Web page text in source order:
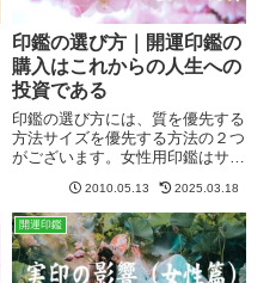
印鑑の選び方｜開運印鑑の
購入はこれからの人生への
投資である
印鑑の選び方には、質を優先する
方法サイズを優先する方法の２つ
がございます。女性用印鑑はサイ
薩摩上柘（特級）か御蔵本柘か、
の二つしか選択肢がありません
が、男性用はサイズがたくさんあ
りますので、迷っておられる方も
大...
2010.05.13 2025.03.18
開運印鑑